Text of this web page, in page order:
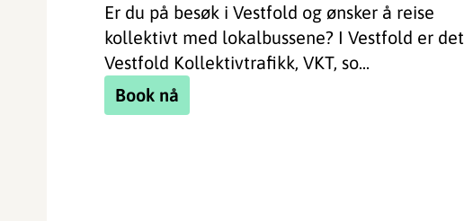
Er du på besøk i Vestfold og ønsker å reise
kollektivt med lokalbussene? I Vestfold er det
Vestfold Kollektivtrafikk, VKT, so...
Book nå